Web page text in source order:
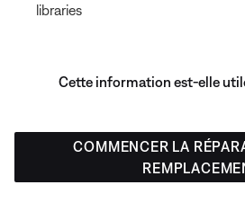
libraries
Cette information est-elle
COMMENCER LA